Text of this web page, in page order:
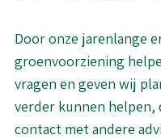
Door onze jarenlange
groenvoorziening
vragen en geven wij
verder kunnen helpen,
contact met andere